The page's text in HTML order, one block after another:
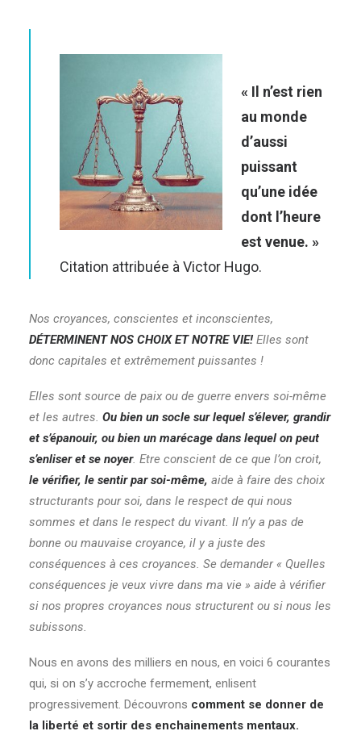
« Il n’est rien
au monde
d’aussi
puissant
qu’une idée
dont l’heure
est venue. »
Citation attribuée à Victor Hugo.
Nos croyances, conscientes et inconscientes,
DÉTERMINENT NOS CHOIX ET NOTRE VIE! Elles sont
donc capitales et extrêmement puissantes !
Elles sont source de paix ou de guerre envers soi-même
et les autres. Ou bien un socle sur lequel s’élever, grandir
et s’épanouir, ou bien un marécage dans lequel on peut
s’enliser et se noyer. Etre conscient de ce que l’on croit,
le vérifier, le sentir par soi-même, aide à faire des choix
structurants pour soi, dans le respect de qui nous
sommes et dans le respect du vivant. Il n’y a pas de
bonne ou mauvaise croyance, il y a juste des
conséquences à ces croyances. Se demander « Quelles
conséquences je veux vivre dans ma vie » aide à vérifier
si nos propres croyances nous structurent ou si nous les
subissons.
Nous en avons des milliers en nous, en voici 6 courantes
qui, si on s’y accroche fermement, enlisent
progressivement. Découvrons comment se donner de
la liberté et sortir des enchainements mentaux.